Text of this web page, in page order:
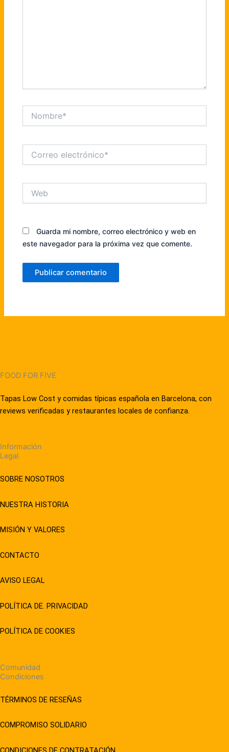
electrónico*
Guarda mi nombre, correo electrónico y web en
este navegador para la próxima vez que comente.
FOOD FOR FIVE
Tapas Low Cost y comidas típicas española en Barcelona, con
reviews verificadas y restaurantes locales de confianza.
Información
Legal
SOBRE NOSOTROS
NUESTRA HISTORIA
MISIÓN Y VALORES
CONTACTO
AVISO LEGAL
POLÍTICA DE. PRIVACIDAD
POLÍTICA DE COOKIES
Comunidad
Condiciones
TÉRMINOS DE RESEÑAS
COMPROMISO SOLIDARIO